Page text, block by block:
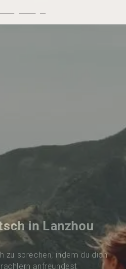
in Lanzhou
zu sprechen, indem du dich
anfreundest